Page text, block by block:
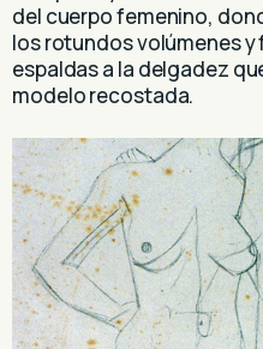
del cuerpo femenino,
los rotundos volúmenes
espaldas a la delgadez
modelo recostada.